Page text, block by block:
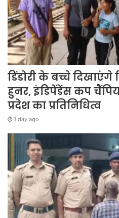
डिंडोरी के बच्चे
हुनर, इंडिपेंडेंस कप
प्रदेश का प्रतिनिधित्व
1 day ago